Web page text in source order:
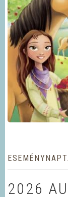
2026